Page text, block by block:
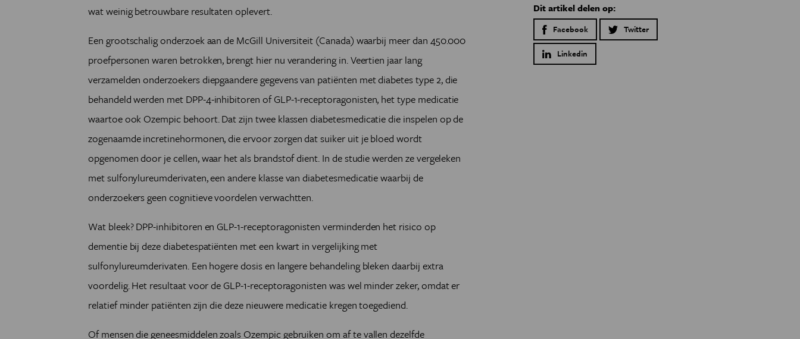
wat weinig betrouwbare resultaten oplevert.
Een grootschalig onderzoek aan de McGill Universiteit (Canada) waarbij meer dan 450.000
proefpersonen waren betrokken, brengt hier nu verandering in. Veertien jaar lang
verzamelden onderzoekers diepgaandere gegevens van patiënten met diabetes type 2, die
behandeld werden met DPP-4-inhibitoren of GLP-1-receptoragonisten, het type medicatie
waartoe ook Ozempic behoort. Dat zijn twee klassen diabetesmedicatie die inspelen op de
zogenaamde incretinehormonen, die ervoor zorgen dat suiker uit je bloed wordt
opgenomen door je cellen, waar het als brandstof dient. In de studie werden ze vergeleken
met sulfonylureumderivaten, een andere klasse van diabetesmedicatie waarbij de
onderzoekers geen cognitieve voordelen verwachtten.
Wat bleek? DPP-inhibitoren en GLP-1-receptoragonisten verminderden het risico op
dementie bij deze diabetespatiënten met een kwart in vergelijking met
sulfonylureumderivaten. Een hogere dosis en langere behandeling bleken daarbij extra
voordelig. Het resultaat voor de GLP-1-receptoragonisten was wel minder zeker, omdat er
relatief minder patiënten zijn die deze nieuwere medicatie kregen toegediend.
Of mensen die geneesmiddelen zoals Ozempic gebruiken om af te vallen dezelfde
Dit artikel delen op:
Facebook Twitter
Linkedin